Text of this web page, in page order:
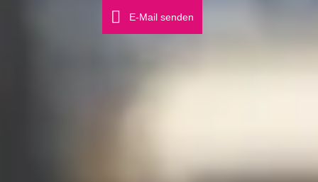
E-Mail senden